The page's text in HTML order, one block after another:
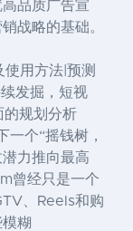
品质广告宣
战略的基础。
用方法|预测
发掘，短视
规划分析
个“摇钱树，
力推向最高
曾经只是一个
、Reels和购
糊